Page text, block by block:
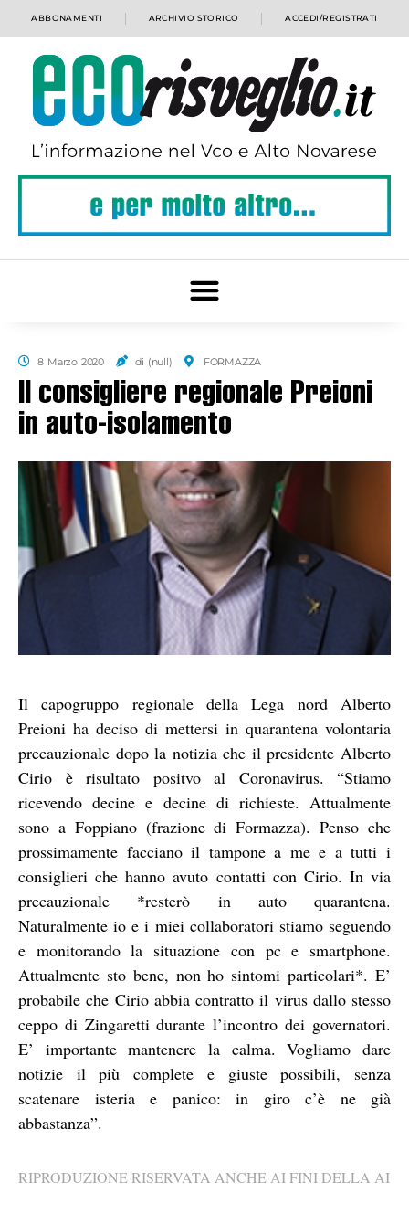
ABBONAMENTI ARCHIVIO STORICO ACCEDI/REGISTRATI
8 Marzo 2020 di (null) FORMAZZA
Il consigliere regionale Preioni
in auto-isolamento
Il capogruppo regionale della Lega nord Alberto
Preioni ha deciso di mettersi in quarantena volontaria
precauzionale dopo la notizia che il presidente Alberto
Cirio è risultato positvo al Coronavirus. “Stiamo
ricevendo decine e decine di richieste. Attualmente
sono a Foppiano (frazione di Formazza). Penso che
prossimamente facciano il tampone a me e a tutti i
consiglieri che hanno avuto contatti con Cirio. In via
precauzionale *resterò in auto quarantena.
Naturalmente io e i miei collaboratori stiamo seguendo
e monitorando la situazione con pc e smartphone.
Attualmente sto bene, non ho sintomi particolari*. E’
probabile che Cirio abbia contratto il virus dallo stesso
ceppo di Zingaretti durante l’incontro dei governatori.
E’ importante mantenere la calma. Vogliamo dare
notizie il più complete e giuste possibili, senza
scatenare isteria e panico: in giro c’è ne già
abbastanza”.
RIPRODUZIONE RISERVATA ANCHE AI FINI DELLA AI